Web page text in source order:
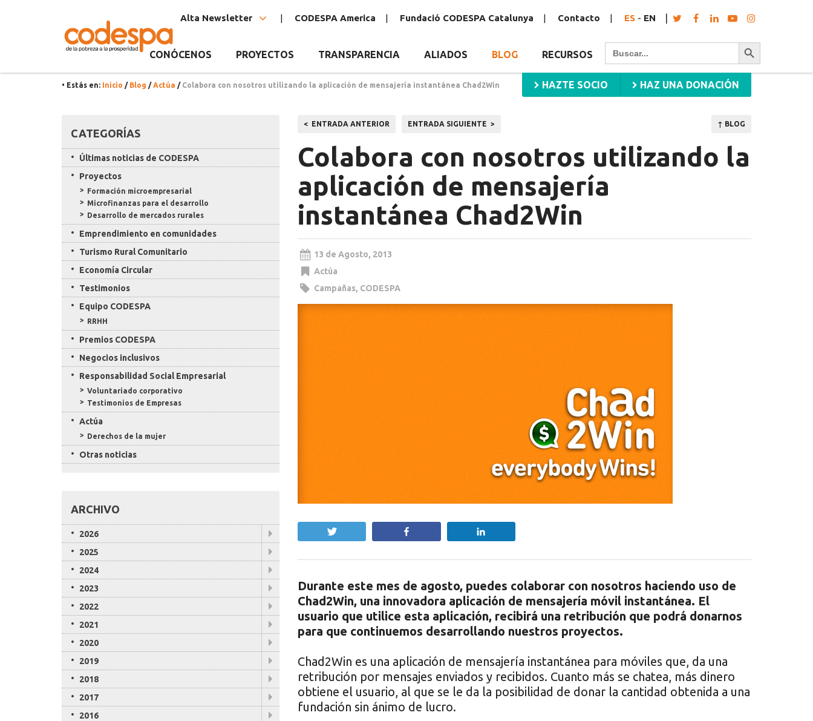
Alta Newsletter CODESPA America Fundació CODESPA Catalunya Contacto ES - EN
CONÓCENOS PROYECTOS TRANSPARENCIA ALIADOS BLOG RECURSOS
Buscar: Botón de búsqueda
HAZTE SOCIO HAZ UNA DONACIÓN
• Estás en: Inicio / Blog / Actúa / Colabora con nosotros utilizando la aplicación de mensajería instantánea Chad2Win
↑ BLOG
Navegación
de
entradas
ENTRADA ANTERIOR ENTRADA SIGUIENTE
Colabora con nosotros utilizando la
aplicación de mensajería
instantánea Chad2Win
13 de Agosto, 2013
Actúa
Campañas, CODESPA
Durante este mes de agosto, puedes colaborar con nosotros haciendo uso de
Chad2Win, una innovadora aplicación de mensajería móvil instantánea. El
usuario que utilice esta aplicación, recibirá una retribución que podrá donarnos
para que continuemos desarrollando nuestros proyectos.
Chad2Win es una aplicación de mensajería instantánea para móviles que, da una
retribución por mensajes enviados y recibidos. Cuanto más se chatea, más dinero
obtiene el usuario, al que se le da la posibilidad de donar la cantidad obtenida a una
fundación sin ánimo de lucro.
CATEGORÍAS
Últimas noticias de CODESPA
Proyectos
Formación microempresarial
Microfinanzas para el desarrollo
Desarrollo de mercados rurales
Emprendimiento en comunidades
Turismo Rural Comunitario
Economía Circular
Testimonios
Equipo CODESPA
RRHH
Premios CODESPA
Negocios inclusivos
Responsabilidad Social Empresarial
Voluntariado corporativo
Testimonios de Empresas
Actúa
Derechos de la mujer
Otras noticias
ARCHIVO
2026
2025
2024
2023
2022
2021
2020
2019
2018
2017
2016